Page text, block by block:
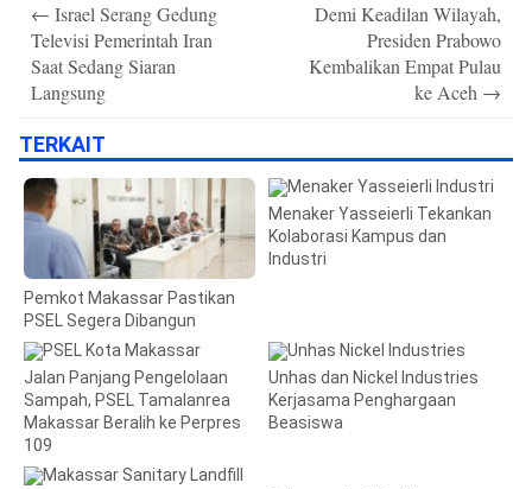
navigation
← Israel Serang Gedung
Televisi Pemerintah Iran
Saat Sedang Siaran
Langsung
Demi Keadilan Wilayah,
Presiden Prabowo
Kembalikan Empat Pulau
ke Aceh →
TERKAIT
Pemkot Makassar Pastikan
PSEL Segera Dibangun
Menaker Yasseierli Tekankan
Kolaborasi Kampus dan
Industri
Jalan Panjang Pengelolaan
Sampah, PSEL Tamalanrea
Makassar Beralih ke Perpres
109
Unhas dan Nickel Industries
Kerjasama Penghargaan
Beasiswa